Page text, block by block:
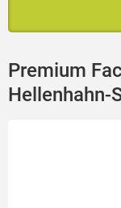
Premium
Hellenhahn-